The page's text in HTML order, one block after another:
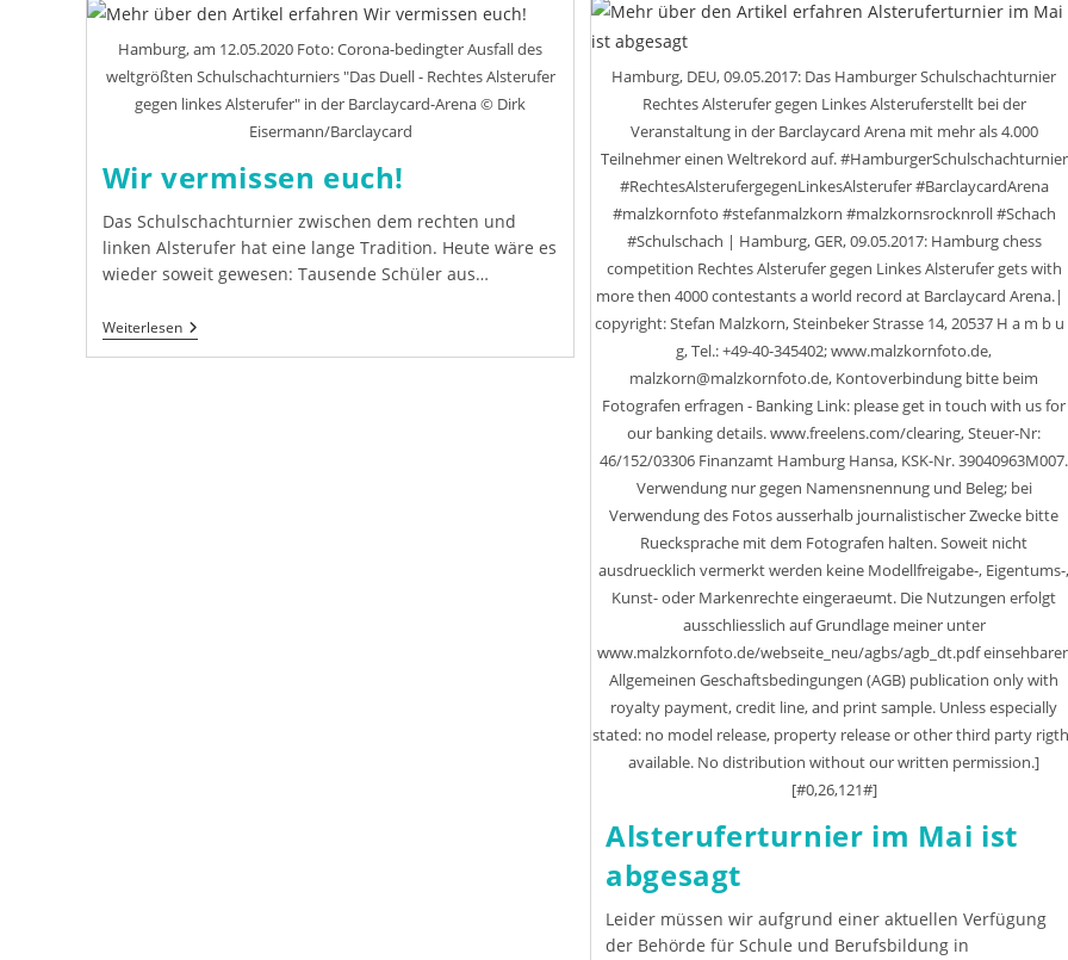
Los!
Hamburg, am 12.05.2020 Foto: Corona-bedingter Ausfall des
weltgrößten Schulschachturniers "Das Duell - Rechtes Alsterufer
gegen linkes Alsterufer" in der Barclaycard-Arena © Dirk
Eisermann/Barclaycard
Wir vermissen euch!
Das Schulschachturnier zwischen dem rechten und
linken Alsterufer hat eine lange Tradition. Heute wäre es
wieder soweit gewesen: Tausende Schüler aus…
WeiterlesenWir
Vermissen
Euch!
Hamburg, DEU, 09.05.2017: Das Hamburger Schulschachturnier
Rechtes Alsterufer gegen Linkes Alsteruferstellt bei der
Veranstaltung in der Barclaycard Arena mit mehr als 4.000
Teilnehmer einen Weltrekord auf. #HamburgerSchulschachturnier
#RechtesAlsterufergegenLinkesAlsterufer #BarclaycardArena
#malzkornfoto #stefanmalzkorn #malzkornsrocknroll #Schach
#Schulschach | Hamburg, GER, 09.05.2017: Hamburg chess
competition Rechtes Alsterufer gegen Linkes Alsterufer gets with
more then 4000 contestants a world record at Barclaycard Arena.|
copyright: Stefan Malzkorn, Steinbeker Strasse 14, 20537 H a m b u
g, Tel.: +49-40-345402; www.malzkornfoto.de,
malzkorn@malzkornfoto.de, Kontoverbindung bitte beim
Fotografen erfragen - Banking Link: please get in touch with us for
our banking details. www.freelens.com/clearing, Steuer-Nr:
46/152/03306 Finanzamt Hamburg Hansa, KSK-Nr. 39040963M007.
Verwendung nur gegen Namensnennung und Beleg; bei
Verwendung des Fotos ausserhalb journalistischer Zwecke bitte
Ruecksprache mit dem Fotografen halten. Soweit nicht
ausdruecklich vermerkt werden keine Modellfreigabe-, Eigentums-,
Kunst- oder Markenrechte eingeraeumt. Die Nutzungen erfolgt
ausschliesslich auf Grundlage meiner unter
www.malzkornfoto.de/webseite_neu/agbs/agb_dt.pdf
Allgemeinen Geschaftsbedingungen (AGB) publication only with
royalty payment, credit line, and print sample. Unless especially
stated: no model release, property release or other third party
available. No distribution without our written permission.]
[#0,26,121#]
Alsteruferturnier im Mai ist
abgesagt
Leider müssen wir aufgrund einer aktuellen Verfügung
der Behörde für Schule und Berufsbildung in